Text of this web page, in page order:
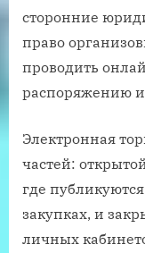
сторонние
право
проводить
распоряжению
Электронная
частей:
где
закупках, и
личных